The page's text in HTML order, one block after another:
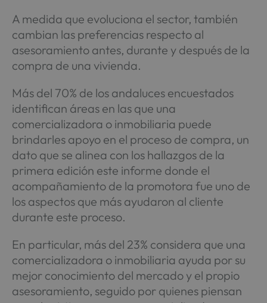
A medida que evoluciona el sector, también
cambian las preferencias respecto al
asesoramiento antes, durante y después de la
compra de una vivienda.
Más del 70% de los andaluces encuestados
identifican áreas en las que una
comercializadora o inmobiliaria puede
brindarles apoyo en el proceso de compra, un
dato que se alinea con los hallazgos de la
primera edición este informe donde el
acompañamiento de la promotora fue uno de
los aspectos que más ayudaron al cliente
durante este proceso.
En particular, más del 23% considera que una
comercializadora o inmobiliaria ayuda por su
mejor conocimiento del mercado y el propio
asesoramiento, seguido por quienes piensan